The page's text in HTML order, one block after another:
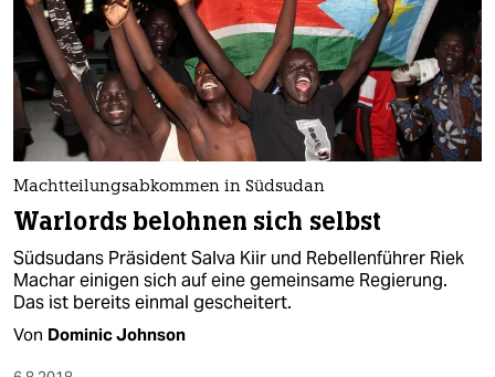
Machtteilungsabkommen in Südsudan
Warlords belohnen sich selbst
Südsudans Präsident Salva Kiir und Rebellenführer Riek
Machar einigen sich auf eine gemeinsame Regierung.
Das ist bereits einmal gescheitert.
Von Dominic Johnson